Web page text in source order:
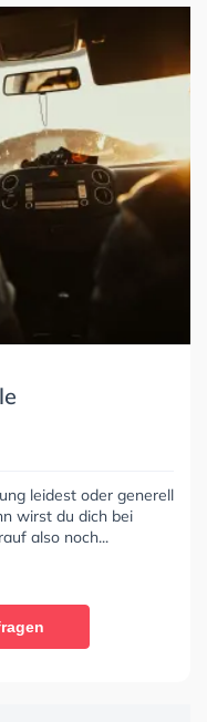
leidest oder generell
wirst du dich bei
also noch...